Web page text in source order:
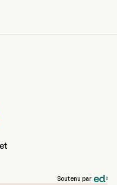
Soutenu par